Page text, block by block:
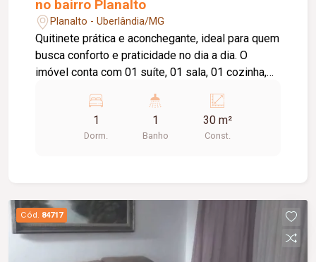
no bairro Planalto
Planalto - Uberlândia/MG
Quitinete prática e aconchegante, ideal para quem
busca conforto e praticidade no dia a dia. O
imóvel conta com 01 suíte, 01 sala, 01 cozinha,
Excelente opção para solteiros, estudantes ou
1
Dorm.
1
Banho
30 m²
Const.
Cód. 84717